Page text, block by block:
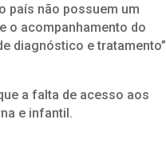
país não possuem um
o acompanhamento do
diagnóstico e
a falta de acesso aos
e infantil.